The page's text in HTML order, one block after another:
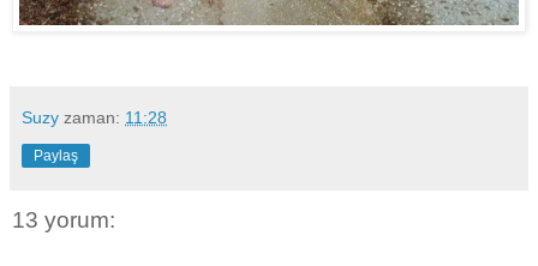
Suzy zaman: 11:28
Paylaş
13 yorum: